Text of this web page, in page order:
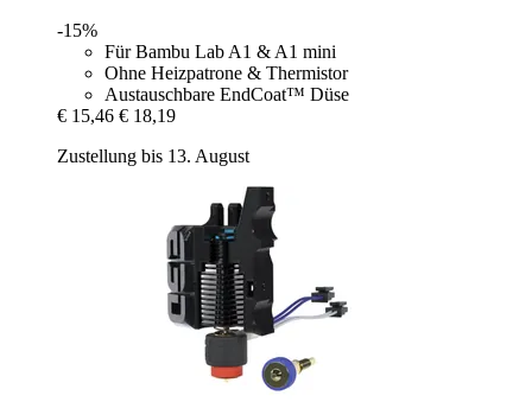
-15%
Für Bambu Lab A1 & A1 mini
Ohne Heizpatrone & Thermistor
Austauschbare EndCoat™ Düse
€ 15,46 € 18,19
Zustellung bis 13. August